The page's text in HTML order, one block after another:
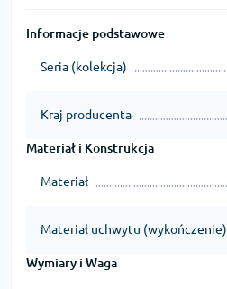
Informacje podstawowe
Seria (kolekcja)
Kraj producenta
Materiał i Konstrukcja
Materiał
Materiał uchwytu (wykończenie)
Wymiary i Waga